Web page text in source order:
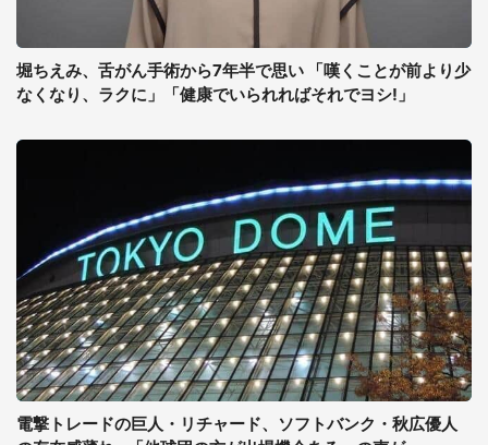
堀ちえみ、舌がん手術から7年半で思い 「嘆くことが前より少
なくなり、ラクに」「健康でいられればそれでヨシ!」
電撃トレードの巨人・リチャード、ソフトバンク・秋広優人